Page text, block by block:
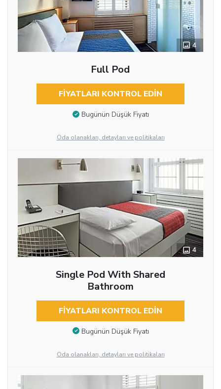
4
Full Pod
FIYATLARI KONTROL EDIN
Bugünün Düşük Fiyatı
Oda olanakları, detayları ve politikaları
4
Single Pod With Shared
Bathroom
FIYATLARI KONTROL EDIN
Bugünün Düşük Fiyatı
Oda olanakları, detayları ve politikaları